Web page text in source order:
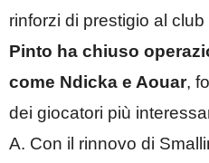
rinforzi di prestigio al
Pinto ha chiuso
come Ndicka e Aouar,
dei giocatori più
A. Con il rinnovo di